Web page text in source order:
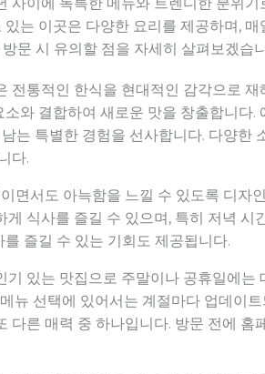
사이에 독특한 메뉴와 트렌디한 분위
는 이곳은 다양한 요리를 제공하며,
문 시 유의할 점을 자세히 살펴보겠습
통적인 한식을 현대적인 감각으로
와 결합하여 새로운 맛을 창출합니다.
는 특별한 경험을 선사합니다. 다양한
다.
면서도 아늑함을 느낄 수 있도록 디자
식사를 즐길 수 있으며, 특히 저녁 시
즐길 수 있는 기회도 제공됩니다.
있는 맛집으로 주말이나 공휴일에는
뉴 선택에 있어서는 계절마다 업데이
른 매력 중 하나입니다. 방문 전에 홈